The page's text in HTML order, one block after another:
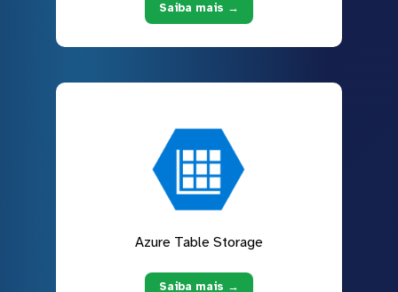
Saiba mais →
Azure Table Storage
Saiba mais →